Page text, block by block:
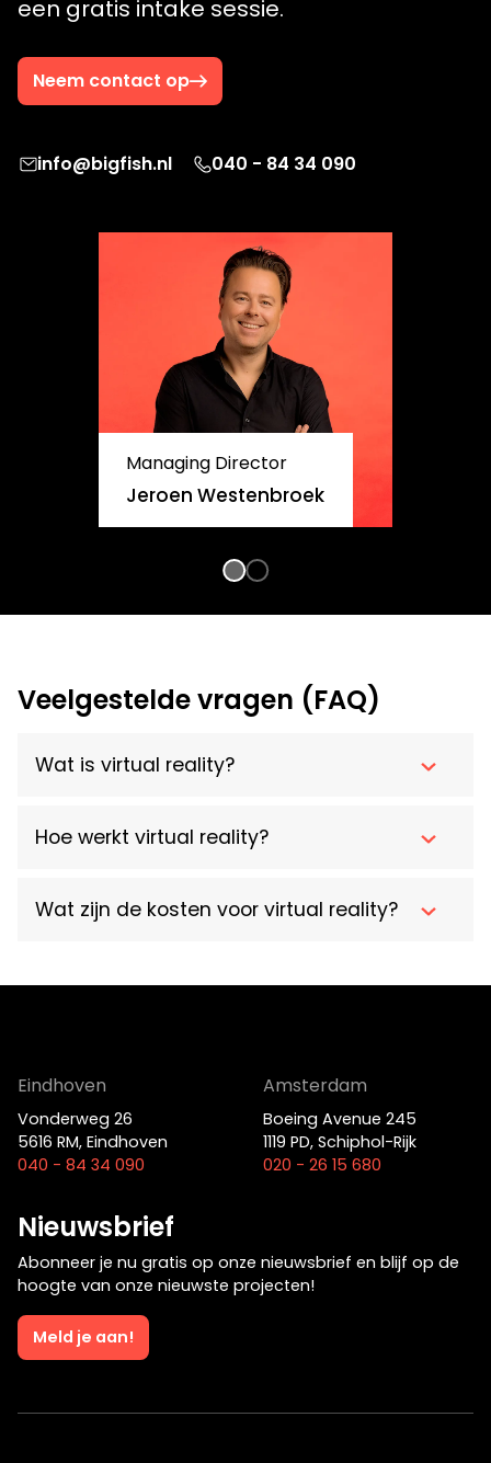
een gratis intake sessie.
Neem contact op
info@bigfish.nl 040 - 84 34 090
Managing Director
Jeroen Westenbroek
Veelgestelde vragen (FAQ)
Wat is virtual reality?
Hoe werkt virtual reality?
Wat zijn de kosten voor virtual reality?
Eindhoven
Vonderweg 26
5616 RM, Eindhoven
040 - 84 34 090
Amsterdam
Boeing Avenue 245
1119 PD, Schiphol-Rijk
020 - 26 15 680
Nieuwsbrief
Abonneer je nu gratis op onze nieuwsbrief en blijf op de
hoogte van onze nieuwste projecten!
Meld je aan!